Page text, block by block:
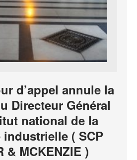
d’appel annule la
Directeur Général
national de la
( SCP
& MCKENZIE )